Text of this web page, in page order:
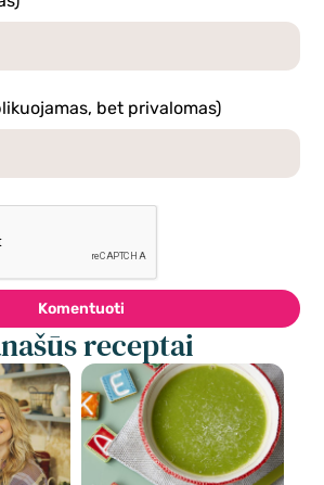
bet privalomas)
Komentuoti
receptai